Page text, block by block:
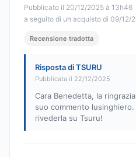
Pubblicato il 20/12/2025 à 13h46
a seguito di un acquisto di 09/12/
Recensione tradotta
Risposta di TSURU
Pubblicata il 22/12/2025
Cara Benedetta, la
suo commento
rivederla su Tsuru!